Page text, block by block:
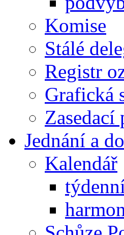
Komise
Stálé
Registr
Grafická
Zasedací
Jednání a
Kalendář